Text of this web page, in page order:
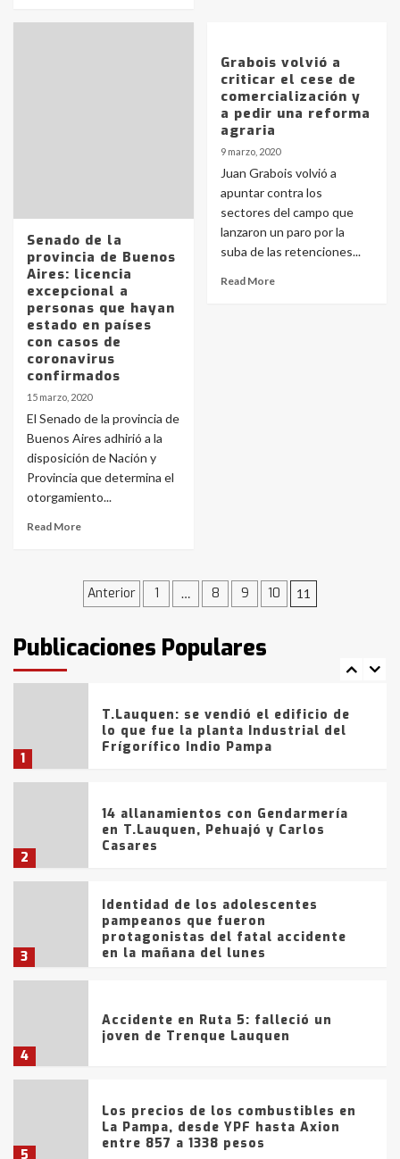
Senado de la
provincia de Buenos
Aires: licencia
excepcional a
personas que hayan
estado en países
con casos de
coronavirus
confirmados
15 marzo, 2020
El Senado de la provincia de
Buenos Aires adhirió a la
disposición de Nación y
Provincia que determina el
otorgamiento...
Read More
Grabois volvió a
criticar el cese de
comercialización y
a pedir una reforma
agraria
9 marzo, 2020
Juan Grabois volvió a
apuntar contra los
sectores del campo que
lanzaron un paro por la
suba de las retenciones...
Read More
Navegación
de
entradas
Anterior 1 … 8 9 10 11
Publicaciones Populares
Identidad de los adolescentes
pampeanos que fueron
protagonistas del fatal accidente
en la mañana del lunes
4
Accidente en Ruta 5: falleció un
joven de Trenque Lauquen
5
Los precios de los combustibles en
La Pampa, desde YPF hasta Axion
T.Lauquen: tres jóvenes que
fueron detenidos por
comercialización de drogas en la
tarde del sábado
1
T.Lauquen: se vendió el edificio de
lo que fue la planta Industrial del
Frígorífico Indio Pampa
2
14 allanamientos con Gendarmería
en T.Lauquen, Pehuajó y Carlos
Casares
3
Identidad de los adolescentes
pampeanos que fueron
protagonistas del fatal accidente
en la mañana del lunes
4
Accidente en Ruta 5: falleció un
joven de Trenque Lauquen
5
Los precios de los combustibles en
La Pampa, desde YPF hasta Axion
entre 857 a 1338 pesos